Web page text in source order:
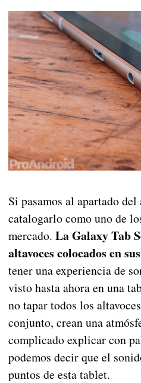
Si pasamos al apartado
catalogarlo como uno de
mercado. La Galaxy Tab
altavoces colocados en
tener una experiencia de
visto hasta ahora en una
no tapar todos los
conjunto, crean una
complicado explicar con
podemos decir que el
puntos de esta tablet.